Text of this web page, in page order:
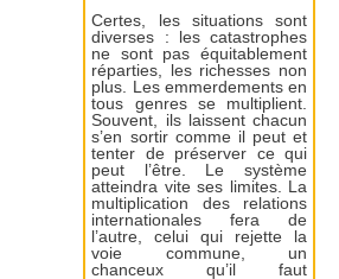
Certes, les situations sont
diverses : les catastrophes
ne sont pas équitablement
réparties, les richesses non
plus. Les emmerdements en
tous genres se multiplient.
Souvent, ils laissent chacun
s’en sortir comme il peut et
tenter de préserver ce qui
peut l’être. Le système
atteindra vite ses limites. La
multiplication des relations
internationales fera de
l’autre, celui qui rejette la
voie commune, un
chanceux qu’il faut